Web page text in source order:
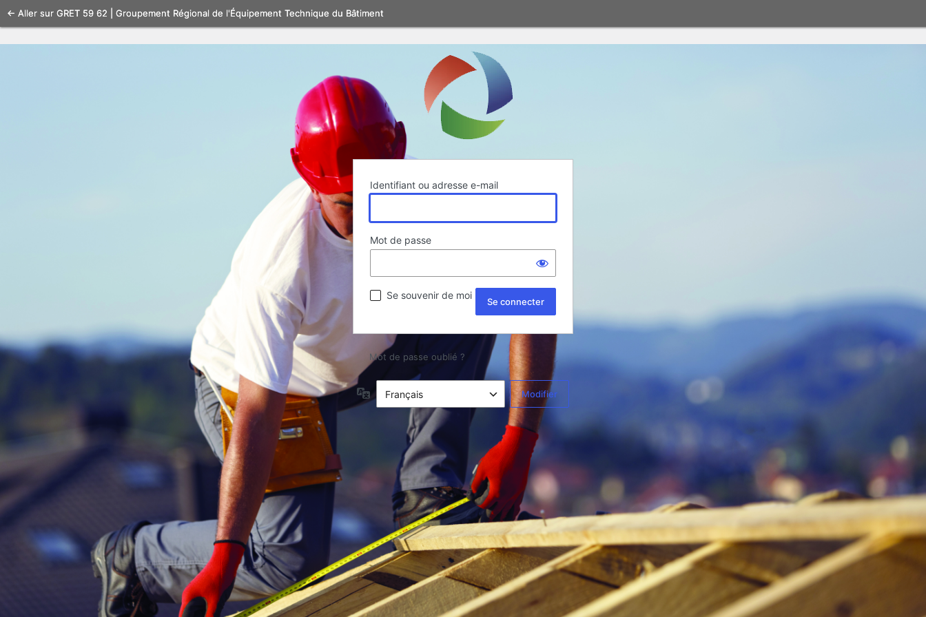
Se
connecter
Identifiant ou adresse e-mail
Mot de passe
Se souvenir de moi
Mot de passe oublié ?
← Aller sur GRET 59 62 | Groupement Régional de l'Équipement Technique du Bâtiment
Langue